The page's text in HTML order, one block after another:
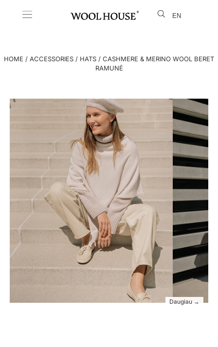
EN
LT
HOME / ACCESSORIES / HATS / CASHMERE & MERINO WOOL BERET
RAMUNĖ